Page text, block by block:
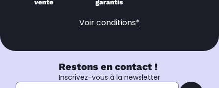
vente
garantis
Voir conditions*
Restons en contact !
Inscrivez-vous à la newsletter